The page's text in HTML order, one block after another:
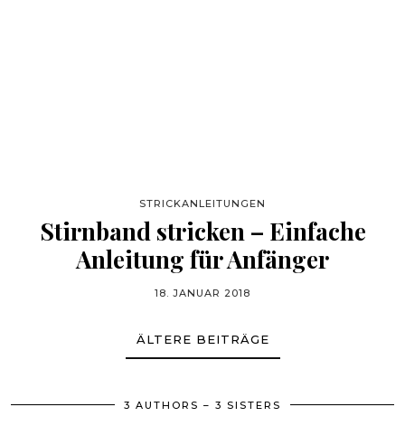
STRICKANLEITUNGEN
Stirnband stricken – Einfache
Anleitung für Anfänger
18. JANUAR 2018
ÄLTERE BEITRÄGE
3 AUTHORS – 3 SISTERS